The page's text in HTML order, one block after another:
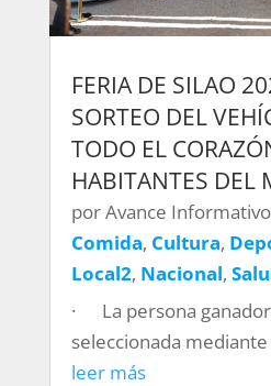
FERIA DE SILAO
SORTEO DEL
TODO EL
HABITANTES DEL
porAvance Informativo
Comida, Cultura,
Local2, Nacional,
· La persona
seleccionada
leer más